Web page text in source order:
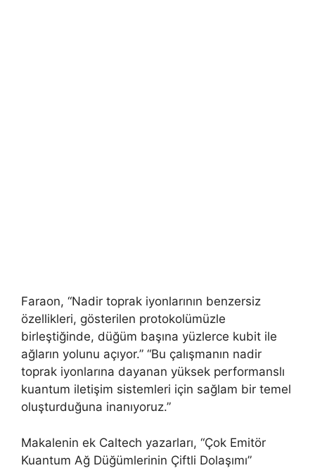
Faraon, “Nadir toprak iyonlarının benzersiz
özellikleri, gösterilen protokolümüzle
birleştiğinde, düğüm başına yüzlerce kubit ile
ağların yolunu açıyor.” “Bu çalışmanın nadir
toprak iyonlarına dayanan yüksek performanslı
kuantum iletişim sistemleri için sağlam bir temel
oluşturduğuna inanıyoruz.”
Makalenin ek Caltech yazarları, “Çok Emitör
Kuantum Ağ Düğümlerinin Çiftli Dolaşımı”